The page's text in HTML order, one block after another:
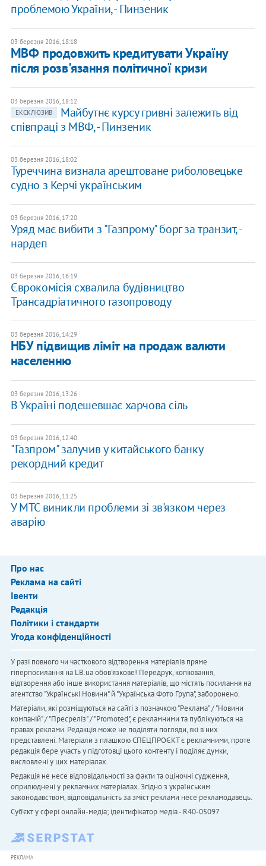
проблемою України, - Пинзеник
03 березня 2016, 18:18
МВФ продовжить кредитувати Україну
після розв'язання політичної кризи
03 березня 2016, 18:12
ЕКСКЛЮЗИВ
Майбутнє курсу гривні залежить від
співпраці з МВФ, - Пинзеник
03 березня 2016, 18:02
Туреччина визнала арештоване риболовецьке
судно з Керчі українським
03 березня 2016, 17:20
Уряд має вибити з "Газпрому" борг за транзит, -
нардеп
03 березня 2016, 16:19
Єврокомісія схвалила будівництво
Трансадріатичного газопроводу
03 березня 2016, 14:29
НБУ підвищив ліміт на продаж валюти
населенню
03 березня 2016, 13:26
В Україні подешевшає харчова сіль
03 березня 2016, 12:40
"Газпром" залучив у китайського банку
рекордний кредит
03 березня 2016, 11:25
У МТС виникли проблеми зі зв'язком через
аварію
Про нас
Реклама на сайті
Івенти
Редакція
Політики і стандарти
Угода конфіденційності
У разі повного чи часткового відтворення матеріалів пряме
гіперпосилання на LB.ua обов'язкове! Передрук, копіювання,
відтворення або інше використання матеріалів, що містять посилання на
агентство "Українськi Новини" й "Українська Фото Група", заборонено.
Матеріали, які розміщуються на сайті з позначкою "Реклама" / "Новини
компаній" / "Пресреліз" / "Promoted", є рекламними та публікуються на
правах реклами. Редакція може не поділяти погляди, які в них
представлені. Матеріали з плашкою СПЕЦПРОЄКТ є рекламними, проте
редакція бере участь у підготовці цього контенту і поділяє думки,
висловлені у цих матеріалах.
Редакція не несе відповідальності за факти та оціночні судження,
оприлюднені у рекламних матеріалах. Згідно з українським
законодавством, відповідальність за зміст реклами несе рекламодавець.
Cуб'єкт у сфері онлайн-медіа; ідентифікатор медіа - R40-05097
РЕКЛАМА